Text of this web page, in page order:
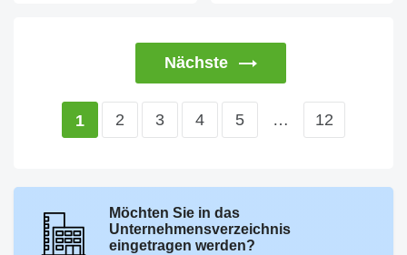
Nächste
1 2 3 4 5 … 12
Möchten Sie in das
Unternehmensverzeichnis
eingetragen werden?